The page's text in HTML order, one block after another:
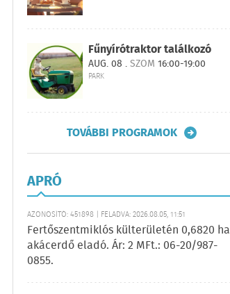
Fűnyírótraktor találkozó
AUG. 08 .SZOM 16:00-19:00
PARK
TOVÁBBI PROGRAMOK
APRÓ
AZONOSÍTÓ: 451898 | FELADVA: 2026.08.05, 11:51
Fertőszentmiklós külterületén 0,6820 ha
akácerdő eladó. Ár: 2 MFt.: 06-20/987-
0855.